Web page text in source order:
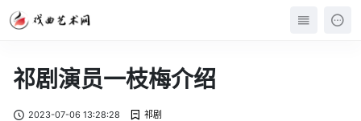
祁剧演员一枝梅介绍
2023-07-06 13:28:28 祁剧